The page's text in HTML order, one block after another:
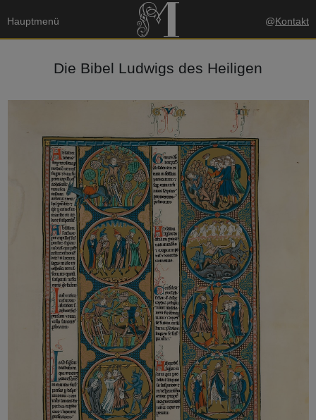
Hauptmenü @Kontakt
Die Bibel Ludwigs des Heiligen